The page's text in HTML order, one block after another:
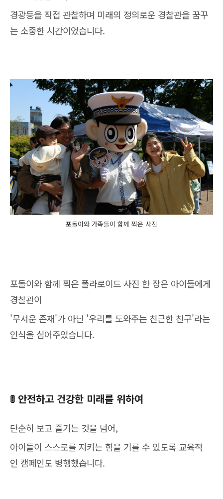
경광등을 직접 관찰하며 미래의 정의로운 경찰관을 꿈꾸
는 소중한 시간이었습니다.
포돌이와 가족들이 함께 찍은 사진
포돌이와 함께 찍은 폴라로이드 사진 한 장은 아이들에게
경찰관이
'무서운 존재'가 아닌 '우리를 도와주는 친근한 친구'라는
인식을 심어주었습니다.
🚦 안전하고 건강한 미래를 위하여
단순히 보고 즐기는 것을 넘어,
아이들이 스스로를 지키는 힘을 기를 수 있도록 교육적
인 캠페인도 병행했습니다.